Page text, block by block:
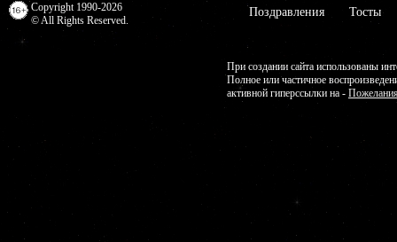
Copyright 1990-2026
© All Rights Reserved.
Поздравления Тосты
При создании сайта использованы
Полное или частичное
активной гиперссылки на -